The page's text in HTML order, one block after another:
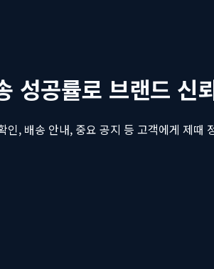
공률로 브랜드 신
, 배송 안내, 중요 공지 등 고객에게 제